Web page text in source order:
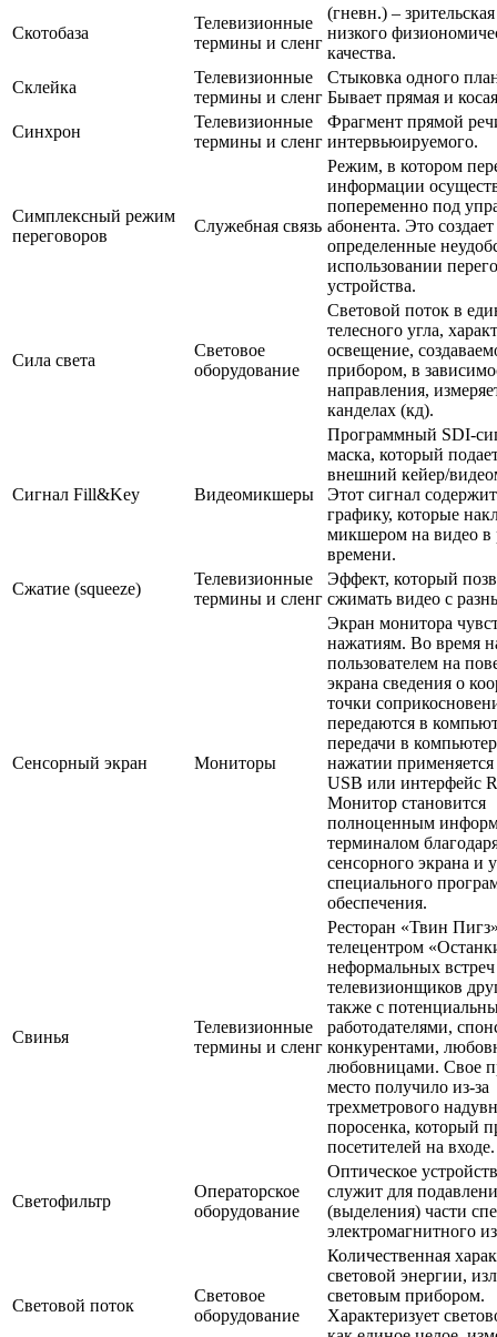
Скотобаза
Телевизионные
термины и сленг
(гневн.) –
низкого
качества.
Склейка
Телевизионные
термины и сленг
Стыковка одного
Бывает прямая и
Синхрон
Телевизионные
термины и сленг
Фрагмент прямой
интервьюируемого.
Симплексный режим
переговоров
Служебная связь
Режим, в котором
информации
попеременно под
абонента. Это создает
определенные
использовании
устройства.
Сила света
Световое
оборудование
Световой поток в
телесного угла,
освещение,
прибором, в
направления,
канделах (кд).
Сигнал Fill&Key Видеомикшеры
Программный SDI-
маска, который
внешний кейер/
Этот сигнал
графику, которые
микшером на видео в
времени.
Сжатие (squeeze)
Телевизионные
термины и сленг
Эффект, который
сжимать видео с
Сенсорный экран Мониторы
Экран монитора
нажатиям. Во время
пользователем на
экрана сведения о
точки
передаются в
передачи в
нажатии
USB или интерфейс
Монитор становится
полноценным
терминалом
сенсорного экрана и
специального
обеспечения.
Свинья
Телевизионные
термины и сленг
Ресторан «Твин
телецентром
неформальных встреч
телевизионщиков
также с
работодателями,
конкурентами,
любовницами. Свое
место получило из-за
трехметрового
поросенка, который
посетителей на входе.
Светофильтр
Операторское
оборудование
Оптическое
служит для
(выделения) части
электромагнитного
Световой поток
Световое
оборудование
Количественная
световой энергии,
световым прибором.
Характеризует